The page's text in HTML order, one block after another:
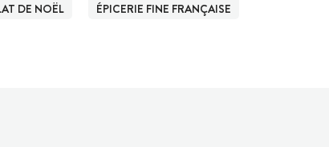
DE NOËL ÉPICERIE FINE FRANÇAISE